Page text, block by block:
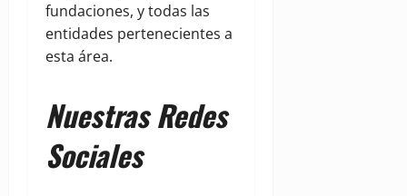
fundaciones, y todas las
entidades pertenecientes a
esta área.
Nuestras Redes
Sociales